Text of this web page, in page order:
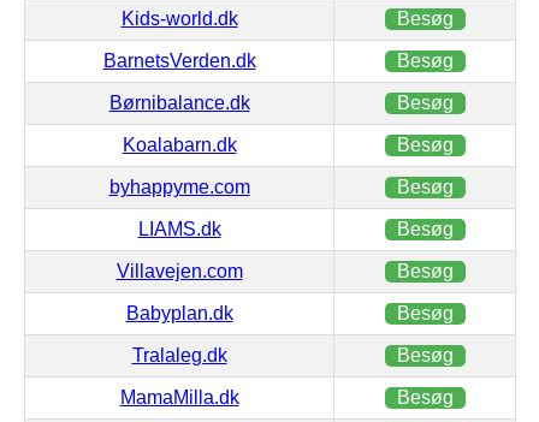
Kids-world.dk Besøg
BarnetsVerden.dk Besøg
Børnibalance.dk Besøg
Koalabarn.dk Besøg
byhappyme.com Besøg
LIAMS.dk Besøg
Villavejen.com Besøg
Babyplan.dk Besøg
Tralaleg.dk Besøg
MamaMilla.dk Besøg